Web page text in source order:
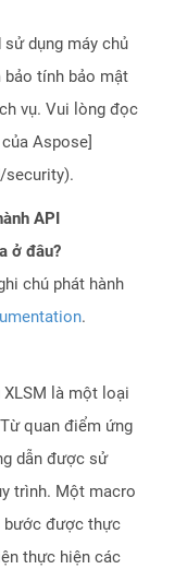
dụng máy chủ
bảo tính bảo mật
vụ. Vui lòng đọc
Aspose]
security).
API
ở đâu?
chú phát hành
.
là một loại
quan điểm ứng
dẫn được sử
trình. Một macro
bước được thực
thực hiện các